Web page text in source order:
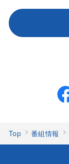
Top 番組情報